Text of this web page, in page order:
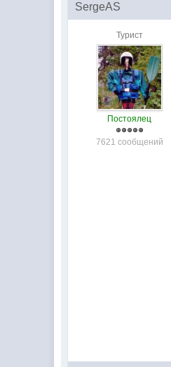
SergeAS
Турист
Постоялец
7621 сообщений